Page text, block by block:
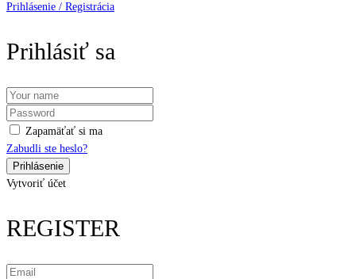
Prihlásenie / Registrácia
Prihlásiť sa
Zapamäťať si ma
Zabudli ste heslo?
Vytvoriť účet
REGISTER